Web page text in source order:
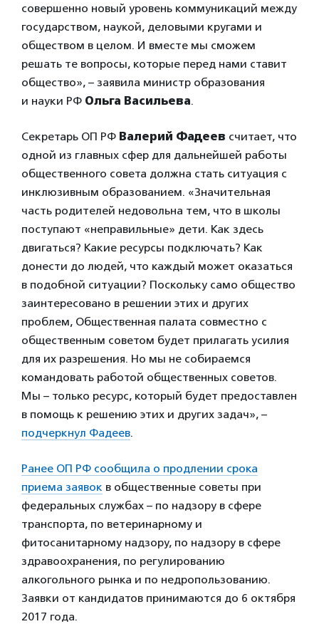
совершенно новый уровень коммуникаций между
государством, наукой, деловыми кругами и
обществом в целом. И вместе мы сможем
решать те вопросы, которые перед нами ставит
общество», – заявила министр образования
и науки РФ Ольга Васильева.
Секретарь ОП РФ Валерий Фадеев считает, что
одной из главных сфер для дальнейшей работы
общественного совета должна стать ситуация с
инклюзивным образованием. «Значительная
часть родителей недовольна тем, что в школы
поступают «неправильные» дети. Как здесь
двигаться? Какие ресурсы подключать? Как
донести до людей, что каждый может оказаться
в подобной ситуации? Поскольку само общество
заинтересовано в решении этих и других
проблем, Общественная палата совместно с
общественным советом будет прилагать усилия
для их разрешения. Но мы не собираемся
командовать работой общественных советов.
Мы – только ресурс, который будет предоставлен
в помощь к решению этих и других задач», –
подчеркнул Фадеев.
Ранее ОП РФ сообщила о продлении срока
приема заявок в общественные советы при
федеральных службах – по надзору в сфере
транспорта, по ветеринарному и
фитосанитарному надзору, по надзору в сфере
здравоохранения, по регулированию
алкогольного рынка и по недропользованию.
Заявки от кандидатов принимаются до 6 октября
2017 года.